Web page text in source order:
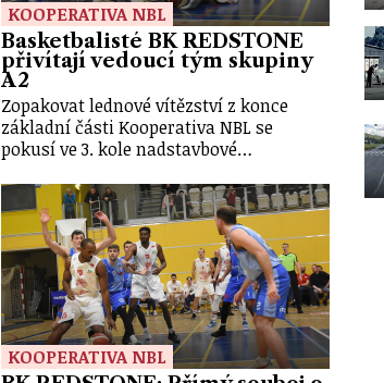
KOOPERATIVA NBL
Basketbalisté BK REDSTONE
přivítají vedoucí tým skupiny
A2
Zopakovat lednové vítězství z konce
základní části Kooperativa NBL se
pokusí ve 3. kole nadstavbové…
KOOPERATIVA NBL